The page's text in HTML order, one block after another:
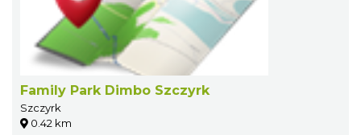
Family Park Dimbo Szczyrk
Szczyrk
0.42 km